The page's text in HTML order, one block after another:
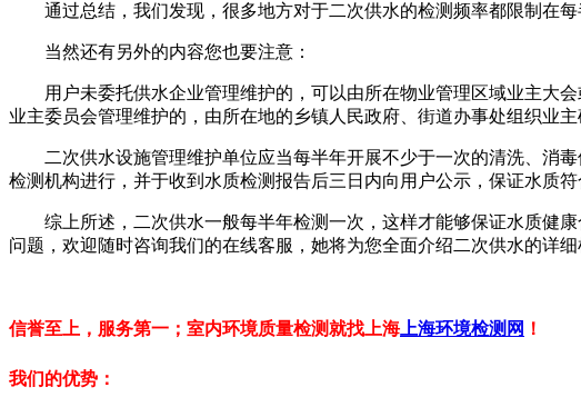
通过总结，我们发现，很多地方对于二次供水的检测频率都限制在每
当然还有另外的内容您也要注意：
用户未委托供水企业管理维护的，可以由所在物业管理区域业主大会
业主委员会管理维护的，由所在地的乡镇人民政府、街道办事处组织业主
二次供水设施管理维护单位应当每半年开展不少于一次的清洗、消毒
检测机构进行，并于收到水质检测报告后三日内向用户公示，保证水质
综上所述，二次供水一般每半年检测一次，这样才能够保证水质健康
问题，欢迎随时咨询我们的在线客服，她将为您全面介绍二次供水的详细
信誉至上，服务第一；室内环境质量检测就找上海上海环境检测网 ！
我们的优势：